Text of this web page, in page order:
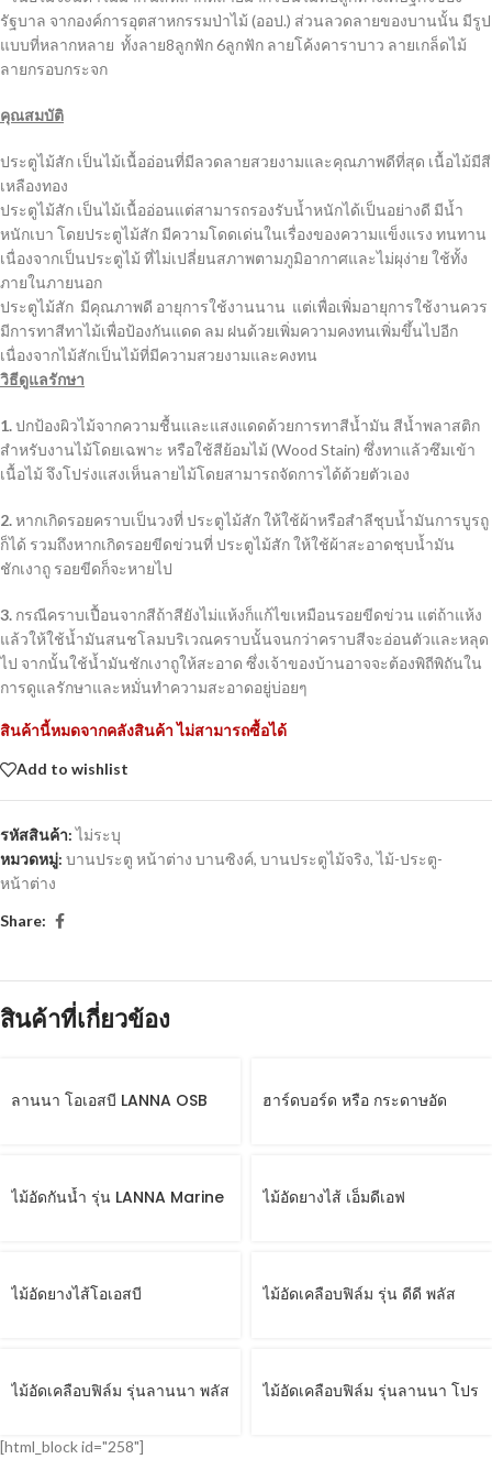
รัฐบาล จากองค์การอุตสาหกรรมป่าไม้ (ออป.) ส่วนลวดลายของบานนั้น มีรูป
แบบที่หลากหลาย ทั้งลาย8ลูกฟัก 6ลูกฟัก ลายโค้งคาราบาว ลายเกล็ดไม้
ลายกรอบกระจก
คุณสมบัติ
ประตูไม้สัก เป็นไม้เนื้ออ่อนที่มีลวดลายสวยงามและคุณภาพดีที่สุด เนื้อไม้มีสี
เหลืองทอง
ประตูไม้สัก เป็นไม้เนื้ออ่อนแต่สามารถรองรับน้ำหนักได้เป็นอย่างดี มีน้ำ
หนักเบา โดยประตูไม้สัก มีความโดดเด่นในเรื่องของความแข็งแรง ทนทาน
เนื่องจากเป็นประตูไม้ ที่ไม่เปลี่ยนสภาพตามภูมิอากาศและไม่ผุง่าย ใช้ทั้ง
ภายในภายนอก
ประตูไม้สัก มีคุณภาพดี อายุการใช้งานนาน แต่เพื่อเพิ่มอายุการใช้งานควร
มีการทาสีทาไม้เพื่อป้องกันแดด ลม ฝนด้วยเพิ่มความคงทนเพิ่มขึ้นไปอีก
เนื่องจากไม้สักเป็นไม้ที่มีความสวยงามและคงทน
วิธีดูแลรักษา
1.ปกป้องผิวไม้จากความชื้นและแสงแดดด้วยการทาสีน้ำมัน สีน้ำพลาสติก
สำหรับงานไม้โดยเฉพาะ หรือใช้สีย้อมไม้ (Wood Stain) ซึ่งทาแล้วซึมเข้า
เนื้อไม้ จึงโปร่งแสงเห็นลายไม้โดยสามารถจัดการได้ด้วยตัวเอง
2.หากเกิดรอยคราบเป็นวงที่ ประตูไม้สัก ให้ใช้ผ้าหรือสำลีชุบน้ำมันการบูรถู
ก็ได้ รวมถึงหากเกิดรอยขีดข่วนที่ ประตูไม้สัก ให้ใช้ผ้าสะอาดชุบน้ำมัน
ชักเงาถู รอยขีดก็จะหายไป
3. กรณีคราบเปื้อนจากสีถ้าสียังไม่แห้งก็แก้ไขเหมือนรอยขีดข่วน แต่ถ้าแห้ง
แล้วให้ใช้น้ำมันสนชโลมบริเวณคราบนั้นจนกว่าคราบสีจะอ่อนตัวและหลุด
ไป จากนั้นใช้น้ำมันชักเงาถูให้สะอาด ซึ่งเจ้าของบ้านอาจจะต้องพิถีพิถันใน
การดูแลรักษาและหมั่นทำความสะอาดอยู่บ่อยๆ
สินค้านี้หมดจากคลังสินค้า ไม่สามารถซื้อได้
Add to wishlist
รหัสสินค้า:ไม่ระบุ
หมวดหมู่: บานประตู หน้าต่าง บานซิงค์, บานประตูไม้จริง, ไม้-ประตู-
หน้าต่าง
Share:
สินค้าที่เกี่ยวข้อง
ลานนา โอเอสบี LANNA OSB ฮาร์ดบอร์ด หรือ กระดาษอัด
ไม้อัดกันน้ำ รุ่น LANNA Marine
ไม้อัดยางไส้ เอ็มดีเอฟ
ไม้อัดยางไส้โอเอสบี ไม้อัดเคลือบฟิล์ม รุ่น ดีดี พลัส
ไม้อัดเคลือบฟิล์ม รุ่นลานนา พลัส ไม้อัดเคลือบฟิล์ม รุ่นลานนา โปร
[html_block id="258"]